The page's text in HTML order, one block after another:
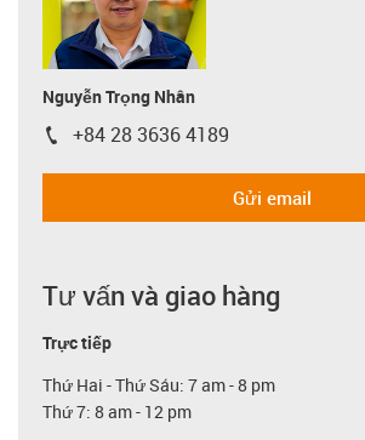
Nguyễn Trọng Nhân
igus-icon-phone
+84 28 3636 4189
Gửi email
Tư vấn và giao hàng
Trực tiếp
Thứ Hai - Thứ Sáu: 7 am - 8 pm
Thứ 7: 8 am - 12 pm